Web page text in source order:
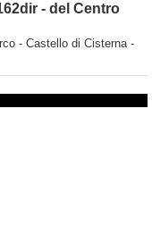
- del Centro
- Castello di Cisterna -